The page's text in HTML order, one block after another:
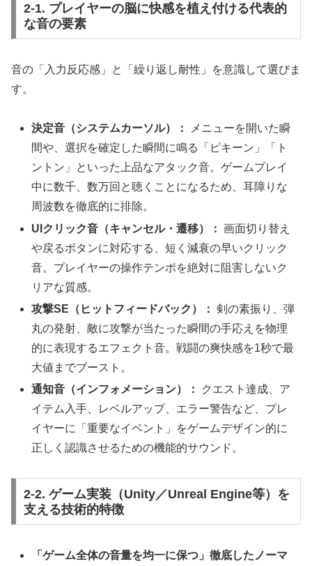
2-1. プレイヤーの脳に快感を植え付ける代表的
な音の要素
音の「入力反応感」と「繰り返し耐性」を意識して選びま
す。
決定音（システムカーソル）：
メニューを開いた瞬
間や、選択を確定した瞬間に鳴る「ピキーン」「ト
ントン」といった上品なアタック音。ゲームプレイ
中に数千、数万回と聴くことになるため、耳障りな
周波数を徹底的に排除。
UIクリック音（キャンセル・遷移）： 画面切り替え
や戻るボタンに対応する、短く減衰の早いクリック
音。プレイヤーの操作テンポを絶対に阻害しないク
リアな質感。
攻撃SE（ヒットフィードバック）： 剣の素振り、弾
丸の発射、敵に攻撃が当たった瞬間の手応えを物理
的に表現するエフェクト音。戦闘の爽快感を1秒で最
大値までブースト。
通知音（インフォメーション）：
クエスト達成、ア
イテム入手、レベルアップ、エラー警告など、プレ
イヤーに「重要なイベント」をゲームデザイン的に
正しく認識させるための機能的サウンド。
2-2. ゲーム実装（Unity／Unreal Engine等）を
支える技術的特徴
「ゲーム全体の音量を均一に保つ」徹底したノーマ